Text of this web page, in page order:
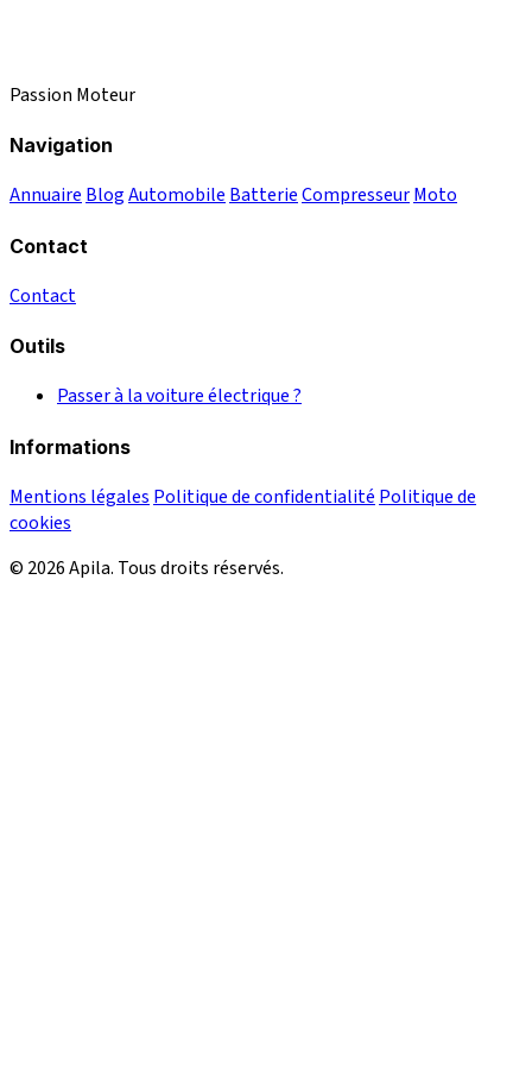
Passion Moteur
Navigation
Annuaire BlogAutomobile BatterieCompresseurMoto
Contact
Contact
Outils
Passer à la voiture électrique ?
Informations
Mentions légales Politique de confidentialité Politique de
cookies
© 2026 Apila. Tous droits réservés.